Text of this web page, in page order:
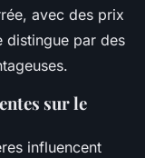
avec des prix
distingue par des
sur le
influencent